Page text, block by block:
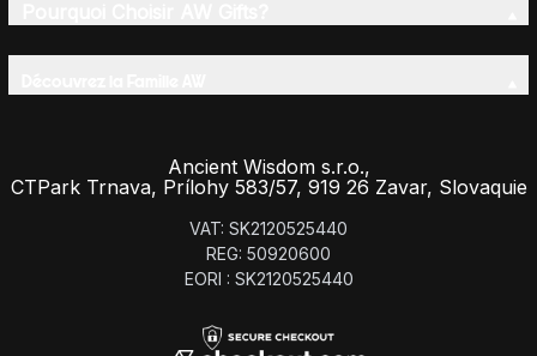
Ancient Wisdom s.r.o.,
CTPark Trnava, Prílohy 583/57, 919 26 Zavar, Slovaquie
VAT: SK2120525440
REG: 50920600
EORI : SK2120525440